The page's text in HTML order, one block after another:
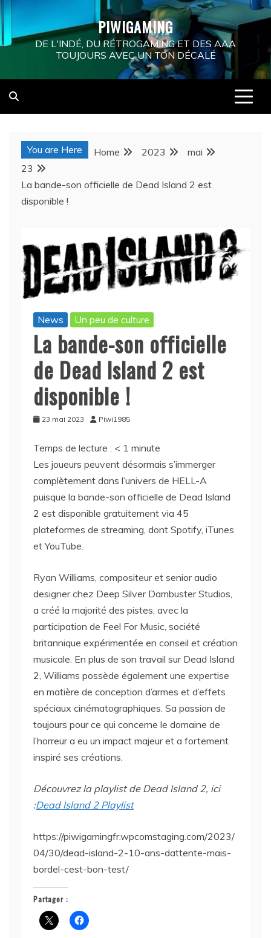
Skip
to
content
PIWIGAMING
DE L'INDÉ, DU RÉTROGAMING ET DES AAA
TOUJOURS AVEC UN TON DÉCALÉ
You are Here Home 2023
mai
23
La bande-son officielle de Dead Island 2 est
disponible !
News Un peu de culture
La bande-son officielle
de Dead Island 2 est
disponible !
23 mai 2023 Piwi1985
Temps de lecture : < 1 minute
Les joueurs peuvent désormais s’immerger
complètement dans l’univers de HELL-A
puisque la bande-son officielle de Dead Island
2 est disponible gratuitement via 45
plateformes de streaming, dont Spotify, iTunes
et YouTube.
Ryan Williams, compositeur et senior audio
designer chez Deep Silver Dambuster Studios,
a créé la majorité des pistes, avec la
participation de Feel For Music, société
britannique expérimentée en conseil et création
musicale. En plus de son travail sur Dead Island
2, Williams possède également une expertise
en matière de conception d’armes et d’effets
spéciaux cinématographiques. Sa passion de
toujours pour ce qui concerne le domaine de
l’horreur a eu un impact majeur et a fortement
inspiré ses créations.
Découvrez la playlist de Dead Island 2, ici
:Dead Island 2 Playlist
https://piwigamingfr.wpcomstaging.com/2023/
04/30/dead-island-2-10-ans-dattente-mais-
bordel-cest-bon-test/
Partager :